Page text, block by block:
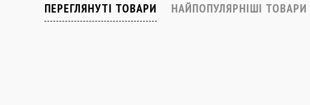
ПЕРЕГЛЯНУТІ ТОВАРИ НАЙПОПУЛЯРНІШІ ТОВАРИ